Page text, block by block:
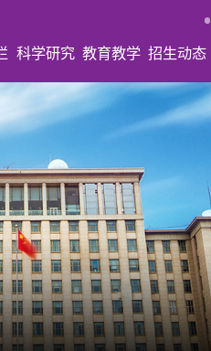
科学研究 教育教学 招生动态